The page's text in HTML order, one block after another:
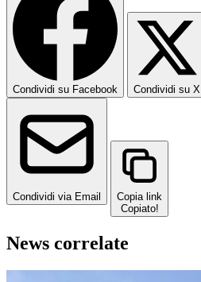
Condividi su Facebook Condividi su X
Condividi via Email
Copia link
Copiato!
News correlate